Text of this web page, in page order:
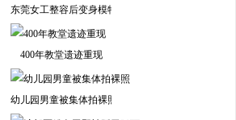
东莞女工整容后变身模特
400年教堂遗迹重现
幼儿园男童被集体拍裸照